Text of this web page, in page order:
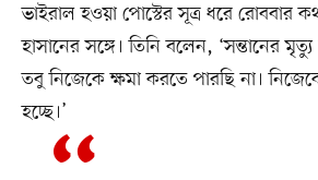
ভাইরাল হওয়া পোস্টের সূত্র ধরে রোববার
হাসানের সঙ্গে। তিনি বলেন, ‘সন্তানের
তবু নিজেকে ক্ষমা করতে পারছি না।
হচ্ছে।’